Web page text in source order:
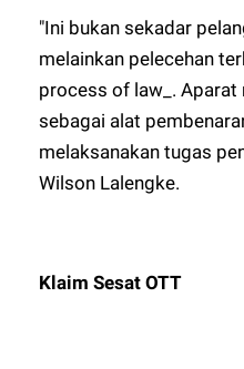
"Ini bukan sekadar
melainkan pelecehan
process of law_. Aparat
sebagai alat
melaksanakan tugas
Wilson Lalengke.
Klaim Sesat OTT